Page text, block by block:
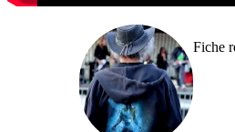
Fiche